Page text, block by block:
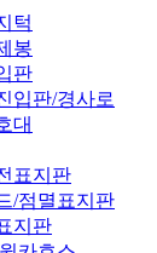
턱
봉
판
입판/경사로
대
표지판
/점멸표지판
지판